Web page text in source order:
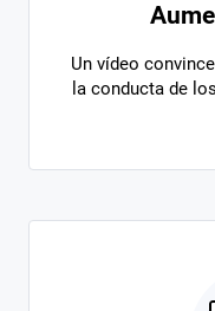
Un vídeo
la conducta de